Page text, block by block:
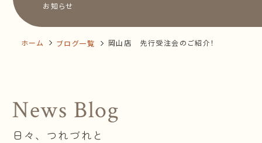
News&Blog
Company 会社概要
オンラインショップ
お知らせ
ホーム ブログ一覧 岡山店 先行受注会のご紹介！
News Blog
日々、つれづれと